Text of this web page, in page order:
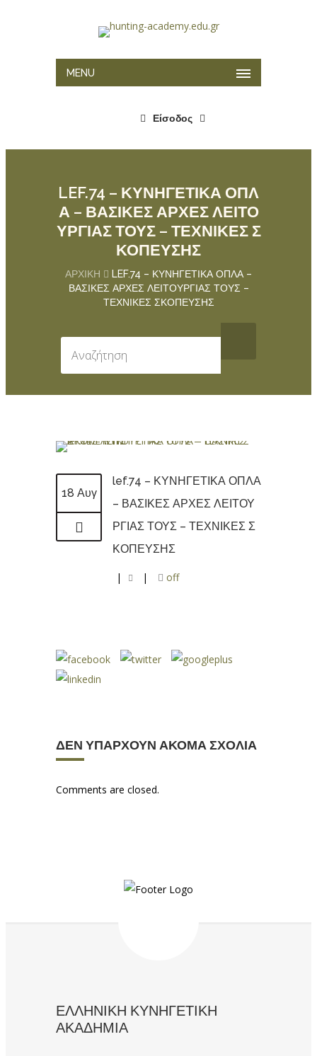
MENU
Είσοδος
LEF.74 – ΚΥΝΗΓΕΤΙΚΑ ΟΠΛ
Α – ΒΑΣΙΚΕΣ ΑΡΧΕΣ ΛΕΙΤΟ
ΥΡΓΙΑΣ ΤΟΥΣ – ΤΕΧΝΙΚΕΣ Σ
ΚΟΠΕΥΣΗΣ
ΑΡΧΙΚΉ
LEF.74 – ΚΥΝΗΓΕΤΙΚΑ ΟΠΛΑ –
ΒΑΣΙΚΕΣ ΑΡΧΕΣ ΛΕΙΤΟΥΡΓΙΑΣ ΤΟΥΣ –
ΤΕΧΝΙΚΕΣ ΣΚΟΠΕΥΣΗΣ
18 Αυγ
lef.74 – ΚΥΝΗΓΕΤΙΚΑ ΟΠΛΑ
– ΒΑΣΙΚΕΣ ΑΡΧΕΣ ΛΕΙΤΟΥ
ΡΓΙΑΣ ΤΟΥΣ – ΤΕΧΝΙΚΕΣ Σ
ΚΟΠΕΥΣΗΣ
| | off
ΔΕΝ ΥΠΆΡΧΟΥΝ ΑΚΌΜΑ ΣΧΌΛΙΑ
Comments are closed.
ΕΛΛΗΝΙΚΗ ΚΥΝΗΓΕΤΙΚΗ
ΑΚΑΔΗΜΙΑ